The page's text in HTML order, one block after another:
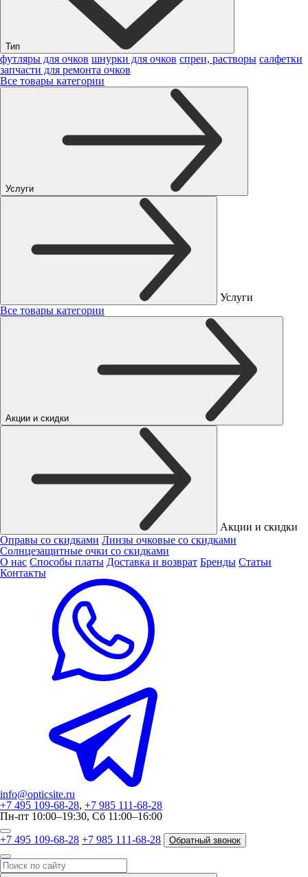
Тип
футляры для очков шнурки для очков спреи, растворы салфетки
запчасти для ремонта очков
Все товары категории
Услуги
Услуги
Все товары категории
Акции и скидки
Акции и скидки
Оправы со скидками Линзы очковые со скидками
Солнцезащитные очки со скидками
О нас Способы платы Доставка и возврат Бренды Статьи
Контакты
info@opticsite.ru
+7 495 109-68-28, +7 985 111-68-28
Пн-пт 10:00–19:30, Сб 11:00–16:00
+7 495 109-68-28 +7 985 111-68-28 Обратный звонок